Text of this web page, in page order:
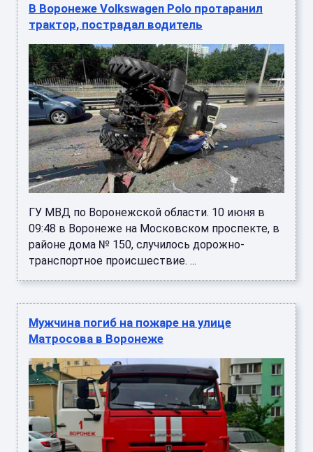
В Воронеже Volkswagen Polo протаранил
трактор, пострадал водитель
ГУ МВД по Воронежской области. 10 июня в
09:48 в Воронеже на Московском проспекте, в
районе дома № 150, случилось дорожно-
транспортное происшествие. ...
Мужчина погиб на пожаре на улице
Матросова в Воронеже